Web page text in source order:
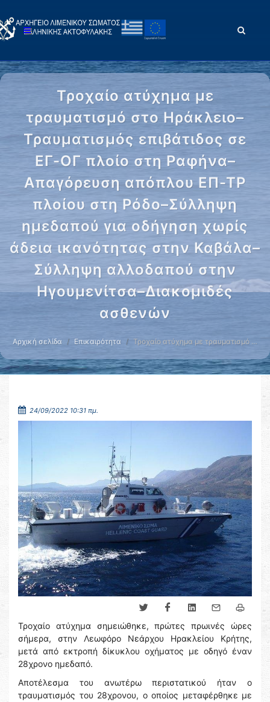
Τροχαίο ατύχημα με
τραυματισμό στο Ηράκλειο–
Τραυματισμός επιβάτιδος σε
ΕΓ-ΟΓ πλοίο στη Ραφήνα–
Απαγόρευση απόπλου ΕΠ-ΤΡ
πλοίου στη Ρόδο–Σύλληψη
ημεδαπού για οδήγηση χωρίς
άδεια ικανότητας στην Καβάλα–
Σύλληψη αλλοδαπού στην
Ηγουμενίτσα–Διακομιδές
ασθενών
Αρχική σελίδα Επικαιρότητα Τροχαίο ατύχημα με τραυματισμό …
24/09/2022 10:31 πμ.
Τροχαίο ατύχημα σημειώθηκε, πρώτες πρωινές ώρες
σήμερα, στην Λεωφόρο Νεάρχου Ηρακλείου Κρήτης,
μετά από εκτροπή δίκυκλου οχήματος με οδηγό έναν
28χρονο ημεδαπό.
Αποτέλεσμα του ανωτέρω περιστατικού ήταν ο
τραυματισμός του 28χρονου, ο οποίος μεταφέρθηκε με